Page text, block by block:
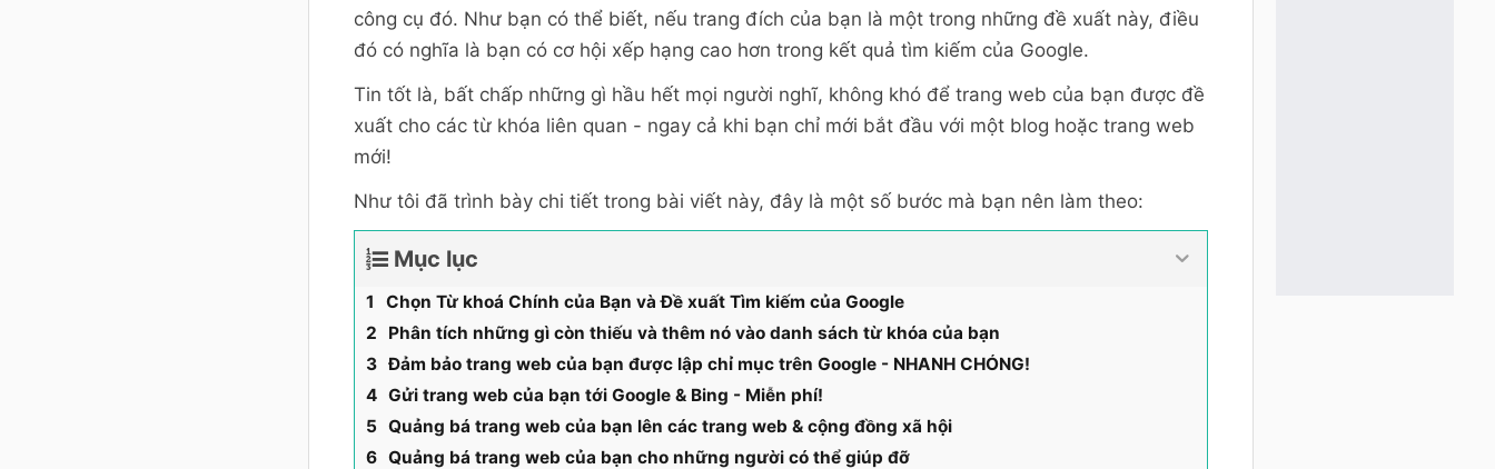
công cụ đó. Như bạn có thể biết, nếu trang đích của bạn là một trong những đề xuất này, điều
đó có nghĩa là bạn có cơ hội xếp hạng cao hơn trong kết quả tìm kiếm của Google.
Tin tốt là, bất chấp những gì hầu hết mọi người nghĩ, không khó để trang web của bạn được đề
xuất cho các từ khóa liên quan - ngay cả khi bạn chỉ mới bắt đầu với một blog hoặc trang web
mới!
Như tôi đã trình bày chi tiết trong bài viết này, đây là một số bước mà bạn nên làm theo:
Mục lục
Chọn Từ khoá Chính của Bạn và Đề xuất Tìm kiếm của Google
Phân tích những gì còn thiếu và thêm nó vào danh sách từ khóa của bạn
Đảm bảo trang web của bạn được lập chỉ mục trên Google - NHANH CHÓNG!
Gửi trang web của bạn tới Google & Bing - Miễn phí!
Quảng bá trang web của bạn lên các trang web & cộng đồng xã hội
Quảng bá trang web của bạn cho những người có thể giúp đỡ